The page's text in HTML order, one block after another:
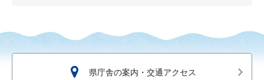
県庁舎の案内・交通アクセス